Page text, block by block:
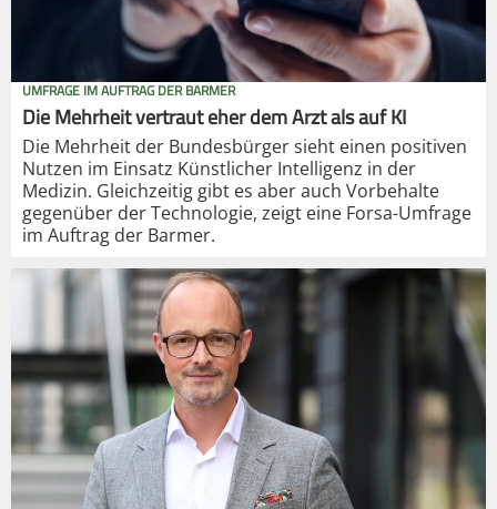
UMFRAGE IM AUFTRAG DER BARMER
Die Mehrheit vertraut eher dem Arzt als auf KI
Die Mehrheit der Bundesbürger sieht einen positiven
Nutzen im Einsatz Künstlicher Intelligenz in der
Medizin. Gleichzeitig gibt es aber auch Vorbehalte
gegenüber der Technologie, zeigt eine Forsa-Umfrage
im Auftrag der Barmer.